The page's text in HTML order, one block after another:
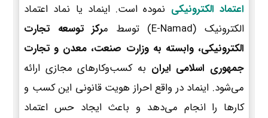
اعتماد الکترونیکی نموده است. اینماد یا نماد اعتماد
الکترونیک (E-Namad) توسط م
رکز توسعه تجارت
الکترونیکی، وابسته به وزارت صنعت، معدن و تجارت
جمهوری اسلامی ایران به کسب‌وکارهای مجازی ارائه
می‌شود. اینماد در واقع احراز هویت قانونی این کسب و
کارها را انجام می‌دهد و باعث ایجاد حس اعتماد